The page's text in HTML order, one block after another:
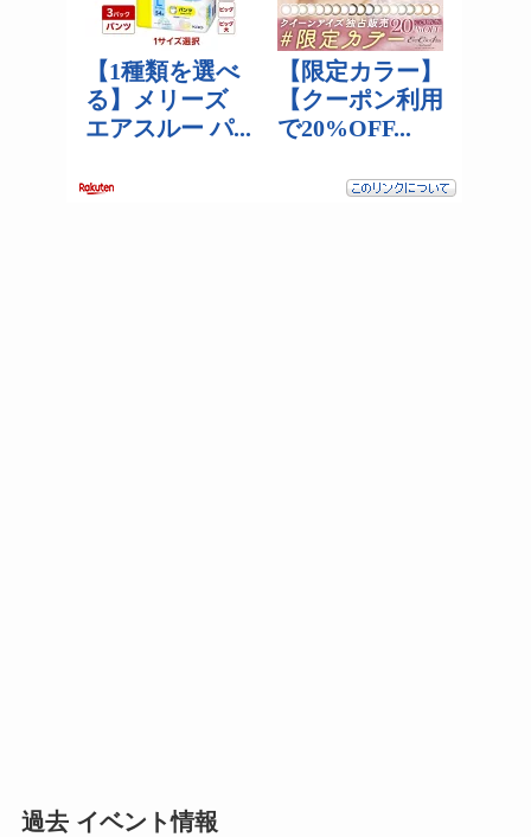
過去 イベント情報